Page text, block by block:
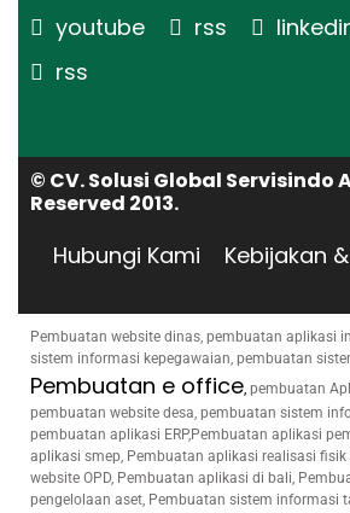
youtube
rss
rss
© CV. Solusi Global Servisindo
Reserved 2013.
Hubungi Kami Kebijakan
Pembuatan website dinas, pembuatan aplikasi
sistem informasi kepegawaian, pembuatan
Pembuatan e office, pembuatan
pembuatan website desa, pembuatan sistem
pembuatan aplikasi ERP,Pembuatan aplikasi
aplikasi smep, Pembuatan aplikasi realisasi
website OPD, Pembuatan aplikasi di bali,
pengelolaan aset, Pembuatan sistem informasi